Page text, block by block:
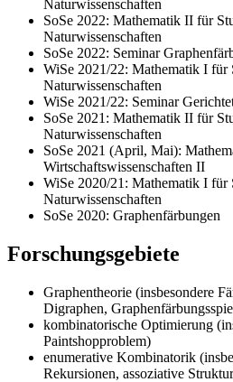
Naturwissenschaften
SoSe 2022: Mathematik II für
Naturwissenschaften
SoSe 2022: Seminar
WiSe 2021/22: Mathematik I für
Naturwissenschaften
WiSe 2021/22: Seminar
SoSe 2021: Mathematik II für
Naturwissenschaften
SoSe 2021 (April, Mai):
Wirtschaftswissenschaften II
WiSe 2020/21: Mathematik I für
Naturwissenschaften
SoSe 2020: Graphenfärbungen
Forschungsgebiete
Graphentheorie (insbesondere
Digraphen,
kombinatorische Optimierung
Paintshopproblem)
enumerative Kombinatorik
Rekursionen, assoziative